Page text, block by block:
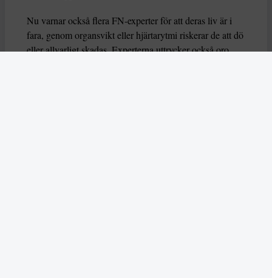
Nu varnar också flera FN-experter för att deras liv är i
fara, genom organsvikt eller hjärtarytmi riskerar de att dö
eller allvarligt skadas. Experterna uttrycker också oro